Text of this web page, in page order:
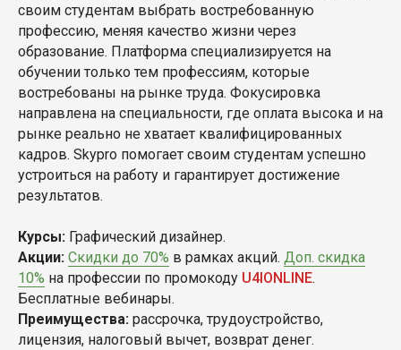
своим студентам выбрать востребованную
профессию, меняя качество жизни через
образование. Платформа специализируется на
обучении только тем профессиям, которые
востребованы на рынке труда. Фокусировка
направлена на специальности, где оплата высока и на
рынке реально не хватает квалифицированных
кадров. Skypro помогает своим студентам успешно
устроиться на работу и гарантирует достижение
результатов.
Курсы: Графический дизайнер.
Акции: Скидки до 70% в рамках акций. Доп. скидка
10% на профессии по промокоду U4IONLINE.
Бесплатные вебинары.
Преимущества: рассрочка, трудоустройство,
лицензия, налоговый вычет, возврат денег.